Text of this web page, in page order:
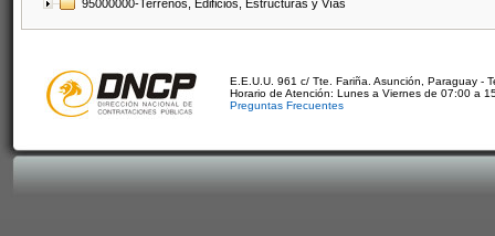
95000000-Terrenos, Edificios, Estructuras y Vías
E.E.U.U. 961 c/ Tte. Fariña. Asunción, Paraguay -
Horario de Atención: Lunes a Viernes de 07:00 a
Preguntas Frecuentes